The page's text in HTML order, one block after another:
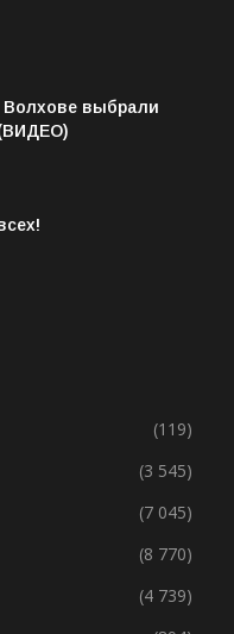
для особенных
выбрали
(119)
(3 545)
(7 045)
(8 770)